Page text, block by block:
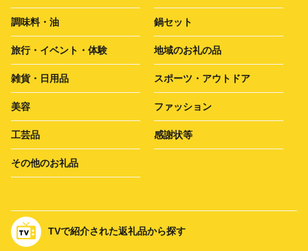
調味料・油 鍋セット
旅行・イベント・体験 地域のお礼の品
雑貨・日用品 スポーツ・アウトドア
美容 ファッション
工芸品 感謝状等
その他のお礼品
TVで紹介された返礼品から探す